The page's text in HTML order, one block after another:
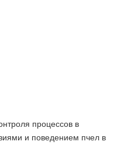
процессов в
и поведением пчел в